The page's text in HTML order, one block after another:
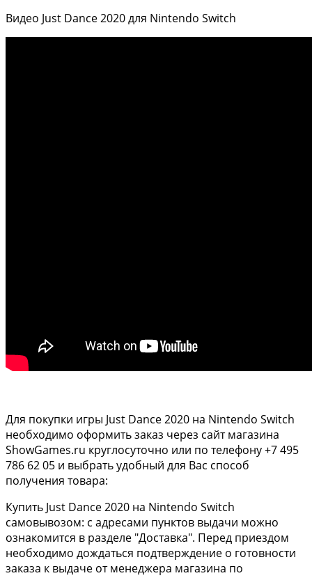
Видео Just Dance 2020 для Nintendo Switch
Для покупки игры Just Dance 2020 на Nintendo Switch
необходимо оформить заказ через сайт магазина
ShowGames.ru круглосуточно или по телефону +7 495
786 62 05 и выбрать удобный для Вас способ
получения товара:
Купить Just Dance 2020 на Nintendo Switch
самовывозом: с адресами пунктов выдачи можно
ознакомится в разделе "Доставка". Перед приездом
необходимо дождаться подтверждение о готовности
заказа к выдаче от менеджера магазина по